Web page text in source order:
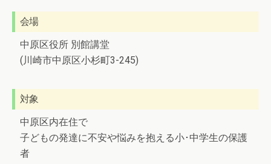
会場
中原区役所 別館講堂
(川崎市中原区小杉町3-245)
対象
中原区内在住で
子どもの発達に不安や悩みを抱える小･中学生の保護
者